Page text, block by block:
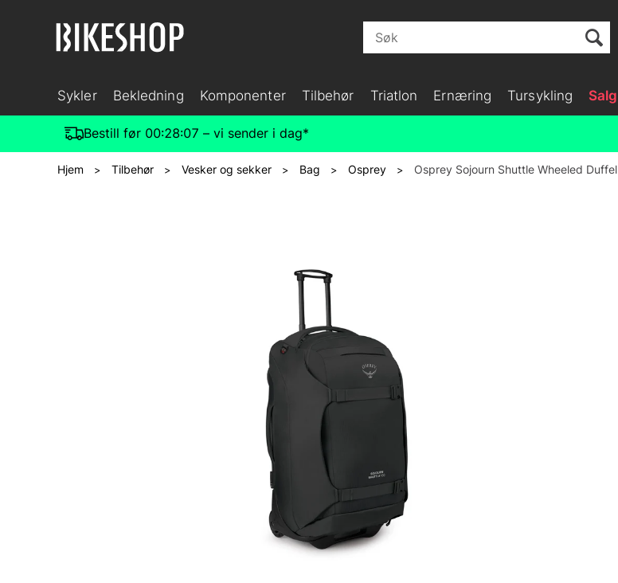
Sykler Bekledning Komponenter Tilbehør Triatlon Ernæring Tursykling Salg
Bestill før 00:28:06 – vi sender i dag*
Hjem > Tilbehør > Vesker og sekker > Bag > Osprey > Osprey Sojourn Shuttle Wheeled Duffel